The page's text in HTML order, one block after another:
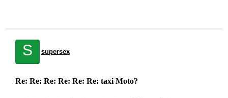
S supersex
Re: Re: Re: Re: Re: Re: taxi Moto?